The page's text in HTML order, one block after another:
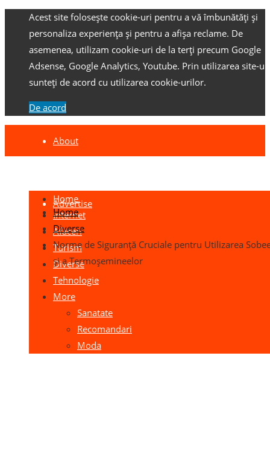
Acest site folosește cookie-uri pentru a vă îmbunătăți și
personaliza experiența și pentru a afișa reclame. De
asemenea, utilizam cookie-uri de la terți precum Google
Adsense, Google Analytics, Youtube. Prin utilizarea site-
sunteți de acord cu utilizarea cookie-urilor.
De acord
About
Advertise
Home
Internet
Afaceri
Turism
Diverse
Tehnologie
More
Sanatate
Recomandari
Moda
Home
Diverse
Norme de Siguranță Cruciale pentru Utilizarea
și a Termoșemineelor